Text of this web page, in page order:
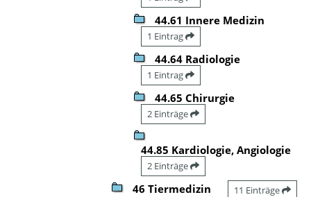
44.61 Innere Medizin
1 Eintrag
44.64 Radiologie
1 Eintrag
44.65 Chirurgie
2 Einträge
44.85 Kardiologie, Angiologie
2 Einträge
46 Tiermedizin 11 Einträge